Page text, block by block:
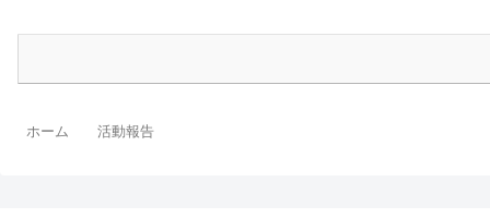
ホーム 活動報告